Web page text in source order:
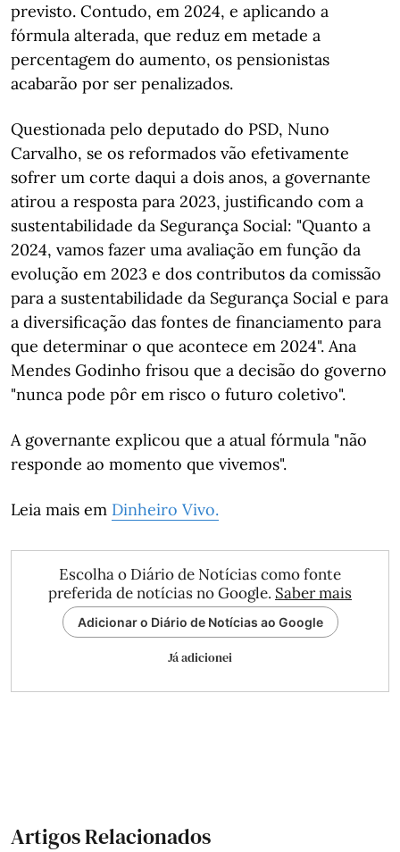
previsto. Contudo, em 2024, e aplicando a
fórmula alterada, que reduz em metade a
percentagem do aumento, os pensionistas
acabarão por ser penalizados.
Questionada pelo deputado do PSD, Nuno
Carvalho, se os reformados vão efetivamente
sofrer um corte daqui a dois anos, a governante
atirou a resposta para 2023, justificando com a
sustentabilidade da Segurança Social: "Quanto a
2024, vamos fazer uma avaliação em função da
evolução em 2023 e dos contributos da comissão
para a sustentabilidade da Segurança Social e para
a diversificação das fontes de financiamento para
que determinar o que acontece em 2024". Ana
Mendes Godinho frisou que a decisão do governo
"nunca pode pôr em risco o futuro coletivo".
A governante explicou que a atual fórmula "não
responde ao momento que vivemos".
Leia mais em Dinheiro Vivo.
Escolha o Diário de Notícias como fonte
preferida de notícias no Google. Saber mais
Adicionar o Diário de Notícias ao Google
Já adicionei
Artigos Relacionados